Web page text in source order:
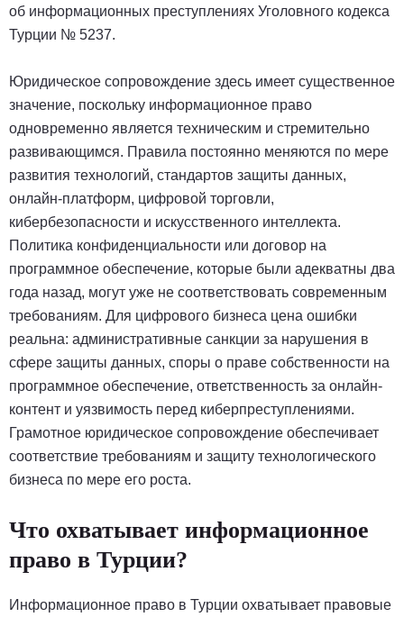
об информационных преступлениях Уголовного кодекса
Турции № 5237.
Юридическое сопровождение здесь имеет существенное
значение, поскольку информационное право
одновременно является техническим и стремительно
развивающимся. Правила постоянно меняются по мере
развития технологий, стандартов защиты данных,
онлайн-платформ, цифровой торговли,
кибербезопасности и искусственного интеллекта.
Политика конфиденциальности или договор на
программное обеспечение, которые были адекватны два
года назад, могут уже не соответствовать современным
требованиям. Для цифрового бизнеса цена ошибки
реальна: административные санкции за нарушения в
сфере защиты данных, споры о праве собственности на
программное обеспечение, ответственность за онлайн-
контент и уязвимость перед киберпреступлениями.
Грамотное юридическое сопровождение обеспечивает
соответствие требованиям и защиту технологического
бизнеса по мере его роста.
Что охватывает информационное
право в Турции?
Информационное право в Турции охватывает правовые